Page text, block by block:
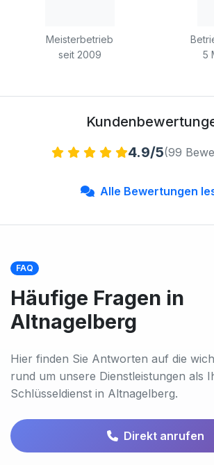
Meisterbetrieb
seit 2009
5
4.9/5(99
Alle Bewertungen
FAQ
Häufige Fragen in
Altnagelberg
Hier finden Sie Antworten auf die
rund um unsere Dienstleistungen als
Schlüsseldienst in Altnagelberg.
Direkt anrufen